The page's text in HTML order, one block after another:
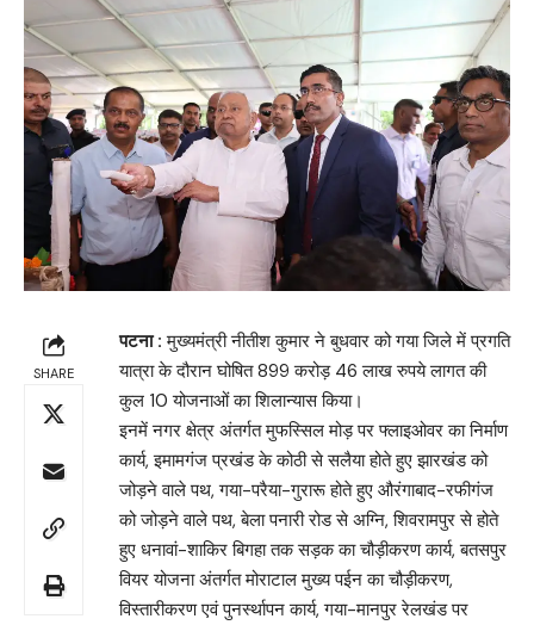
SHARE
पटना :मुख्यमंत्री नीतीश कुमार ने बुधवार को गया जिले में प्रगति
यात्रा के दौरान घोषित 899 करोड़ 46 लाख रुपये लागत की
कुल 10 योजनाओं का शिलान्यास किया।
इनमें नगर क्षेत्र अंतर्गत मुफस्सिल मोड़ पर फ्लाइओवर का निर्माण
कार्य, इमामगंज प्रखंड के कोठी से सलैया होते हुए झारखंड को
जोड़ने वाले पथ, गया-परैया-गुरारू होते हुए औरंगाबाद-रफीगंज
को जोड़ने वाले पथ, बेला पनारी रोड से अग्नि, शिवरामपुर से होते
हुए धनावां-शाकिर बिगहा तक सड़क का चौड़ीकरण कार्य, बतसपुर
वियर योजना अंतर्गत मोराटाल मुख्य पईन का चौड़ीकरण,
विस्तारीकरण एवं पुनर्स्थापन कार्य, गया-मानपुर रेलखंड पर